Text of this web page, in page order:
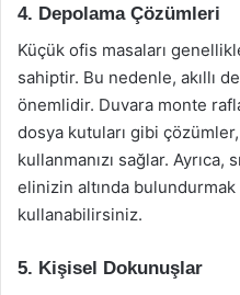
4. Depolama Çözümleri
Küçük ofis masaları
sahiptir. Bu nedenle, akıllı
önemlidir. Duvara monte
dosya kutuları gibi
kullanmanızı sağlar. Ayrıca,
elinizin altında
kullanabilirsiniz.
5. Kişisel Dokunuşlar